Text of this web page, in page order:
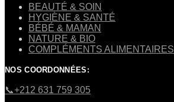
BEAUTÉ & SOIN
HYGIÈNE & SANTÉ
BÉBÉ & MAMAN
NATURE & BIO
COMPLÉMENTS ALIMENTAIRES
NOS COORDONNÉES:
​📞+212 631 759 305